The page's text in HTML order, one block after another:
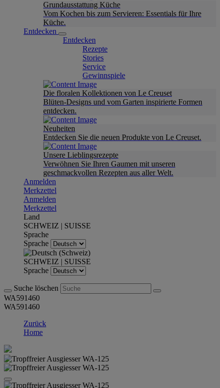
Grundausstattung Küche
Vom Kochen bis zum Servieren: Essentials für Ihre
Küche.
Entdecken
Entdecken
Rezepte
Stories
Service
Gewinnspiele
Die floralen Kollektionen von Le Creuset
Blüten-Designs und vom Garten inspirierte Formen
entdecken.
Neuheiten
Entdecken Sie die neuen Produkte von Le Creuset.
Unsere Lieblingsrezepte
Verwöhnen Sie Ihren Gaumen mit unseren
geschmackvollen Rezepten aus aller Welt.
Anmelden
Merkzettel
Anmelden
Merkzettel
Land
SCHWEIZ | SUISSE
Sprache
Sprache
SCHWEIZ | SUISSE
Sprache
Suche löschen
WA591460
WA591460
Zurück
Home